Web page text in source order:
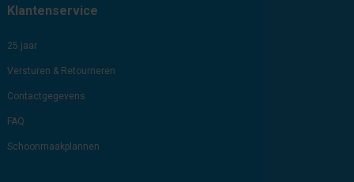
Klantenservice
25 jaar
Versturen & Retourneren
Contactgegevens
FAQ
Schoonmaakplannen